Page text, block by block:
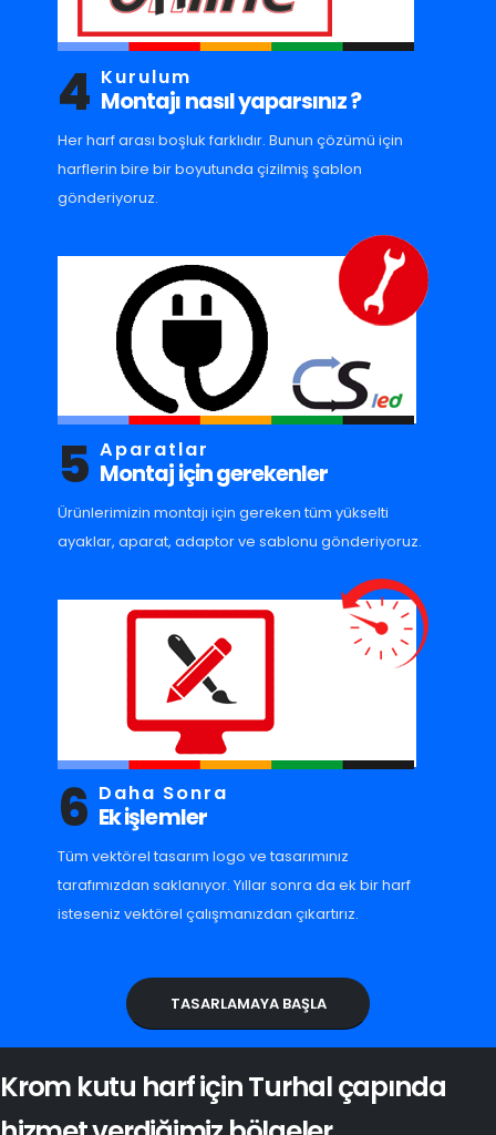
4 Kurulum
Montajı nasıl yaparsınız ?
Her harf arası boşluk farklıdır. Bunun çözümü için
harflerin bire bir boyutunda çizilmiş şablon
gönderiyoruz.
5 Aparatlar
Montaj için gerekenler
Ürünlerimizin montajı için gereken tüm yükselti
ayaklar, aparat, adaptor ve sablonu gönderiyoruz.
6 Daha Sonra
Ek işlemler
Tüm vektörel tasarım logo ve tasarımınız
tarafımızdan saklanıyor. Yıllar sonra da ek bir harf
isteseniz vektörel çalışmanızdan çıkartırız.
TASARLAMAYA BAŞLA
Krom kutu harf için Turhal çapında